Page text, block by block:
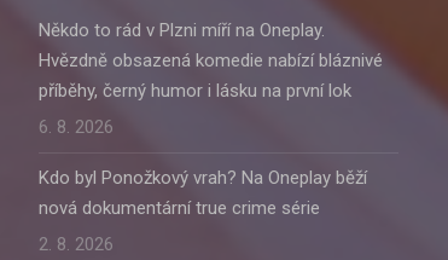
Někdo to rád v Plzni míří na Oneplay.
Hvězdně obsazená komedie nabízí bláznivé
příběhy, černý humor i lásku na první lok
6. 8. 2026
Kdo byl Ponožkový vrah? Na Oneplay běží
nová dokumentární true crime série
2. 8. 2026